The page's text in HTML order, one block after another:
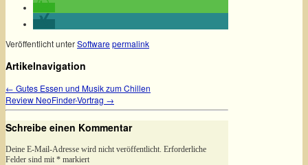
Veröffentlicht unterSoftwarepermalink
Artikelnavigation
← Gutes Essen und Musik zum Chillen
Review NeoFinder-Vortrag →
Schreibe einen Kommentar
Deine E-Mail-Adresse wird nicht veröffentlicht. Erforderliche
Felder sind mit * markiert